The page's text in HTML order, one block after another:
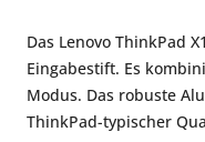
Das Lenovo ThinkPad
Eingabestift. Es
Modus. Das robuste
ThinkPad-typischer